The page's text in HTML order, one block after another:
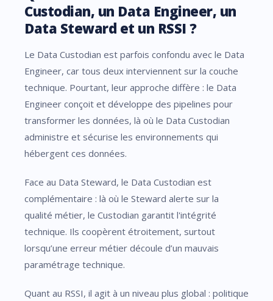
Custodian, un Data Engineer, un
Data Steward et un RSSI ?
Le Data Custodian est parfois confondu avec le Data
Engineer, car tous deux interviennent sur la couche
technique. Pourtant, leur approche diffère : le Data
Engineer conçoit et développe des pipelines pour
transformer les données, là où le Data Custodian
administre et sécurise les environnements qui
hébergent ces données.
Face au Data Steward, le Data Custodian est
complémentaire : là où le Steward alerte sur la
qualité métier, le Custodian garantit l'intégrité
technique. Ils coopèrent étroitement, surtout
lorsqu’une erreur métier découle d’un mauvais
paramétrage technique.
Quant au RSSI, il agit à un niveau plus global : politique